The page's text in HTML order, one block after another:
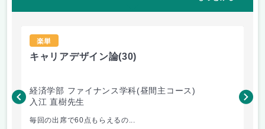
楽単
キャリアデザイン論(30)
経済学部 ファイナンス学科(昼間主コース)
入江 直樹先生
毎回の出席で60点もらえるの...
坂